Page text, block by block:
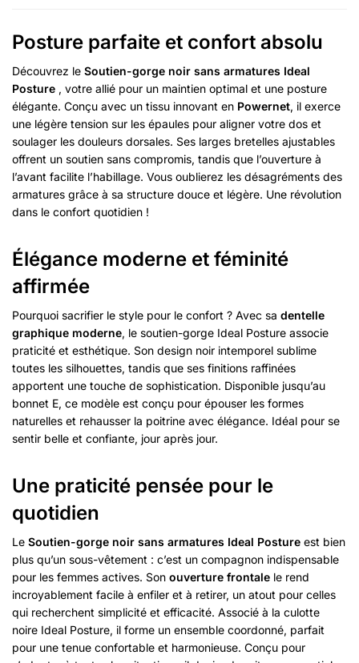
Posture parfaite et confort absolu
Découvrez le Soutien-gorge noir sans armatures Ideal
Posture , votre allié pour un maintien optimal et une posture
élégante. Conçu avec un tissu innovant en Powernet, il exerce
une légère tension sur les épaules pour aligner votre dos et
soulager les douleurs dorsales. Ses larges bretelles ajustables
offrent un soutien sans compromis, tandis que l’ouverture à
l’avant facilite l’habillage. Vous oublierez les désagréments des
armatures grâce à sa structure douce et légère. Une révolution
dans le confort quotidien !
Élégance moderne et féminité
affirmée
Pourquoi sacrifier le style pour le confort ? Avec sa dentelle
graphique moderne, le soutien-gorge Ideal Posture associe
praticité et esthétique. Son design noir intemporel sublime
toutes les silhouettes, tandis que ses finitions raffinées
apportent une touche de sophistication. Disponible jusqu’au
bonnet E, ce modèle est conçu pour épouser les formes
naturelles et rehausser la poitrine avec élégance. Idéal pour se
sentir belle et confiante, jour après jour.
Une praticité pensée pour le
quotidien
Le Soutien-gorge noir sans armatures Ideal Posture est bien
plus qu’un sous-vêtement : c’est un compagnon indispensable
pour les femmes actives. Son ouverture frontale le rend
incroyablement facile à enfiler et à retirer, un atout pour celles
qui recherchent simplicité et efficacité. Associé à la culotte
noire Ideal Posture, il forme un ensemble coordonné, parfait
pour une tenue confortable et harmonieuse. Conçu pour